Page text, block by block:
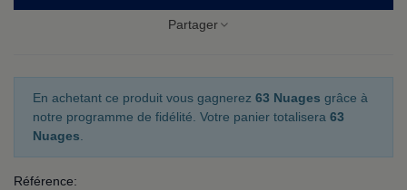
Partager
En achetant ce produit vous gagnerez 63 Nuages grâce à
notre programme de fidélité. Votre panier totalisera 63
Nuages.
Référence: